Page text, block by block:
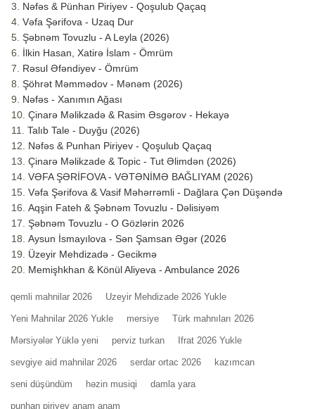
Nəfəs & Pünhan Piriyev - Qoşulub Qaçaq
Vəfa Şərifova - Uzaq Dur
Şəbnəm Tovuzlu - A Leyla (2026)
İlkin Hasan, Xatirə İslam - Ömrüm
Rəsul Əfəndiyev - Ömrüm
Şöhrət Məmmədov - Mənəm (2026)
Nəfəs - Xanımın Ağası
Çinarə Məlikzadə & Rasim Əsgərov - Hekayə
Talıb Tale - Duyğu (2026)
Nəfəs & Punhan Piriyev - Qoşulub Qaçaq
Çinarə Məlikzade & Topic - Tut Əlimdən (2026)
VƏFA ŞƏRİFOVA - VƏTƏNİMƏ BAĞLIYAM (2026)
Vəfa Şərifova & Vasif Məhərrəmli - Dağlara Çən Düşəndə
Aqşin Fateh & Şəbnəm Tovuzlu - Dəlisiyəm
Şəbnəm Tovuzlu - O Gözlərin 2026
Aysun İsmayılova - Sən Şamsan Əgər (2026
Üzeyir Mehdizadə - Gecikmə
Memişhkhan & Könül Aliyeva - Ambulance 2026
qemli mahnilar 2026 Uzeyir Mehdizade 2026 Yukle
Yeni Mahnilar 2026 Yukle mersiye Türk mahnıları 2026
Mərsiyələr Yüklə yeni perviz turkan Ifrat 2026 Yukle
sevgiye aid mahnilar 2026 serdar ortac 2026 kazımcan
seni düşündüm həzin musiqi damla yara
punhan piriyev anam anam